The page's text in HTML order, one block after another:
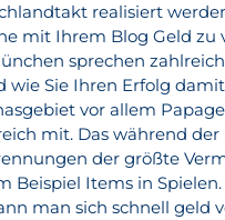
realisiert
mit Ihrem Blog Geld zu
sprechen
wie Sie Ihren Erfolg
vor allem
mit. Das während
der größte
Beispiel Items in
man sich schnell geld